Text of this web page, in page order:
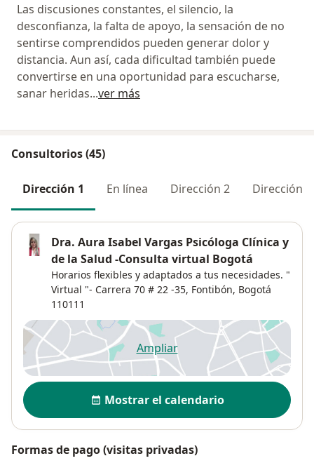
Las discusiones constantes, el silencio, la
desconfianza, la falta de apoyo, la sensación de no
sentirse comprendidos pueden generar dolor y
distancia. Aun así, cada dificultad también puede
convertirse en una oportunidad para escucharse,
sanar heridas...ver más
Consultorios (45)
Dirección 1 En línea Dirección 2 Dirección 3
Dra. Aura Isabel Vargas Psicóloga Clínica y
de la Salud -Consulta virtual Bogotá
Horarios flexibles y adaptados a tus necesidades. "
Virtual "- Carrera 70 # 22 -35, Fontibón, Bogotá
110111
Ampliarse abre en una nueva
Disponibilidad
Mostrar el calendario
Formas de pago (visitas privadas)